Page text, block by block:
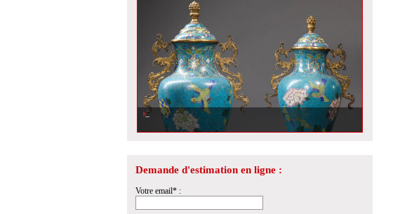
Estimation d\'une paire de vases chinois en émaux cloisonnés à monture de
bronzes dorés signés Barbedienne dans notre prochaine vente
Demande d'estimation en ligne :
Votre email* :